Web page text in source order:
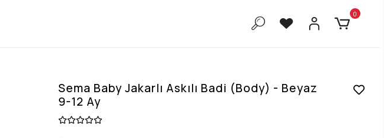
0
Sema Baby Jakarlı Askılı Badi (Body) - Beyaz
9-12 Ay